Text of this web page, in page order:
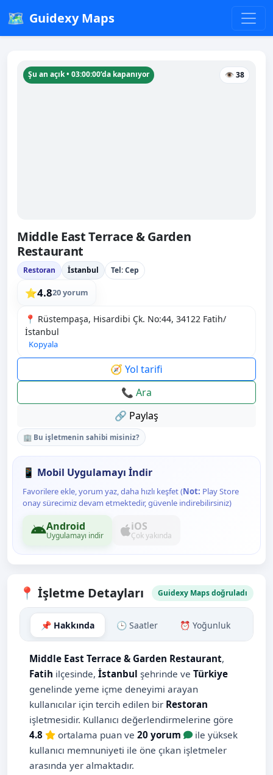
🗺️ Guidexy Maps
Şu an açık • 03:00:00’da kapanıyor 👁 38
Middle East Terrace & Garden
Restaurant
Restoran İstanbul Tel: Cep
⭐4.820 yorum
📍 Rüstempaşa, Hisardibi Çk. No:44, 34122 Fatih/
İstanbul
Kopyala
🧭 Yol tarifi
📞 Ara
🔗 Paylaş
🏢 Bu işletmenin sahibi misiniz?
📱 Mobil Uygulamayı İndir
Favorilere ekle, yorum yaz, daha hızlı keşfet (Not: Play Store
onay sürecimiz devam etmektedir, güvenle indirebilirsiniz)
Android
Uygulamayı indir
iOS
Çok yakında
📍 İşletme Detayları Guidexy Maps doğruladı
📌 Hakkında 🕒 Saatler ⏰ Yoğunluk
Middle East Terrace & Garden Restaurant,
Fatih ilçesinde, İstanbul şehrinde ve Türkiye
genelinde yeme içme deneyimi arayan
kullanıcılar için tercih edilen bir Restoran
işletmesidir. Kullanıcı değerlendirmelerine göre
4.8
ortalama puan ve 20 yorum
ile yüksek
kullanıcı memnuniyeti ile öne çıkan işletmeler
arasında yer almaktadır.